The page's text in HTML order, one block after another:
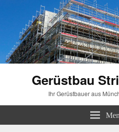
Gerüstbau
Ihr Gerüstbauer aus